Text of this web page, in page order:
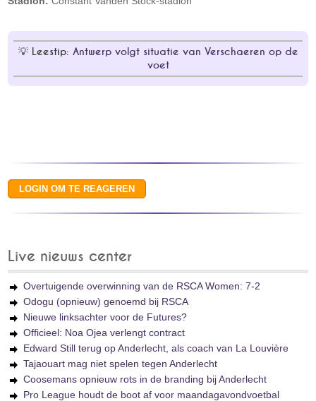
Leestip: Antwerp volgt situatie van Verschaeren op de
voet
Live nieuws center
Overtuigende overwinning van de RSCA Women: 7-2
Odogu (opnieuw) genoemd bij RSCA
Nieuwe linksachter voor de Futures?
Officieel: Noa Ojea verlengt contract
Edward Still terug op Anderlecht, als coach van La Louvière
Tajaouart mag niet spelen tegen Anderlecht
Coosemans opnieuw rots in de branding bij Anderlecht
Pro League houdt de boot af voor maandagavondvoetbal